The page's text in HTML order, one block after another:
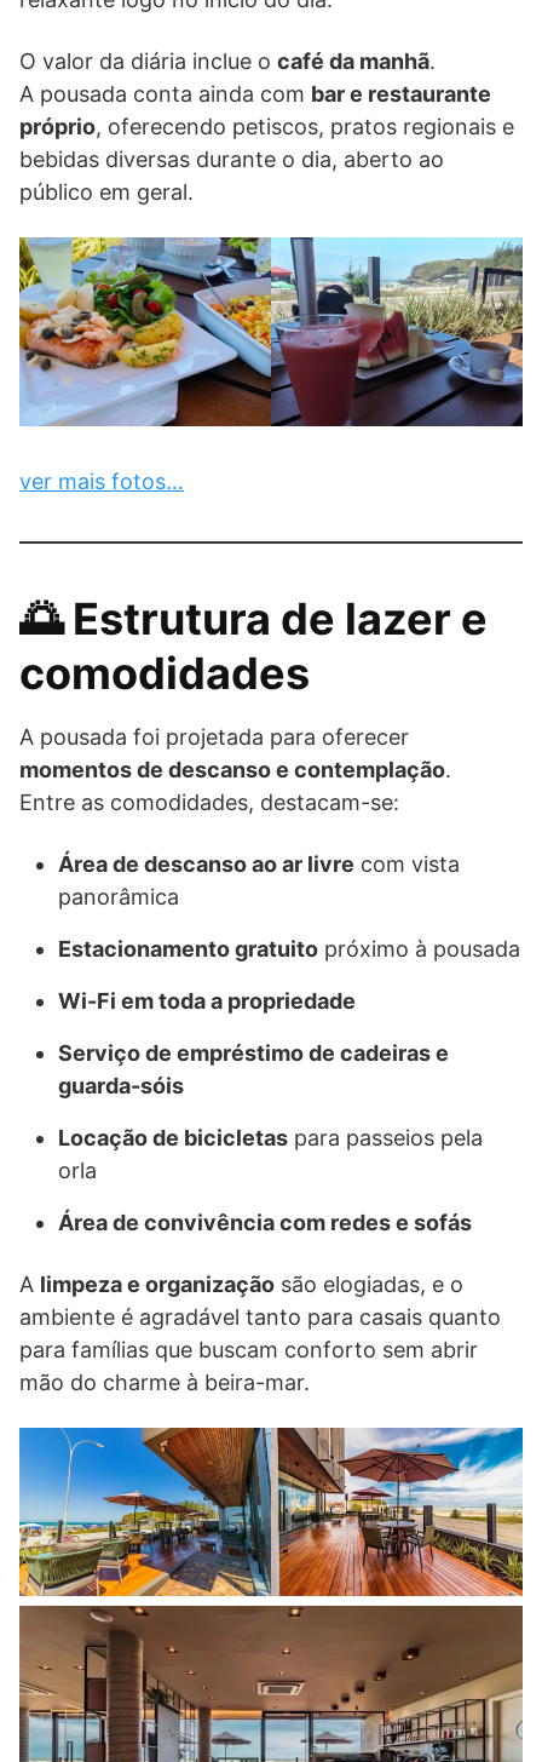
O valor da diária inclue o café da manhã.
A pousada conta ainda com bar e restaurante
próprio, oferecendo petiscos, pratos regionais e
bebidas diversas durante o dia, aberto ao
público em geral.
ver mais fotos…
🌅 Estrutura de lazer e
comodidades
A pousada foi projetada para oferecer
momentos de descanso e contemplação.
Entre as comodidades, destacam-se:
Área de descanso ao ar livre com vista
panorâmica
Estacionamento gratuito próximo à pousada
Wi-Fi em toda a propriedade
Serviço de empréstimo de cadeiras e
guarda-sóis
Locação de bicicletas para passeios pela
orla
Área de convivência com redes e sofás
A limpeza e organização são elogiadas, e o
ambiente é agradável tanto para casais quanto
para famílias que buscam conforto sem abrir
mão do charme à beira-mar.